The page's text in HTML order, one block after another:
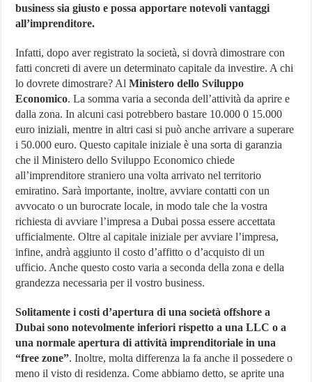
business sia giusto e possa apportare notevoli vantaggi
all’imprenditore.
Infatti, dopo aver registrato la società, si dovrà dimostrare con
fatti concreti di avere un determinato capitale da investire. A chi
lo dovrete dimostrare? AlMinistero dello Sviluppo
Economico. La somma varia a seconda dell’attività da aprire e
dalla zona. In alcuni casi potrebbero bastare 10.000 0 15.000
euro iniziali, mentre in altri casi si può anche arrivare a superare
i 50.000 euro. Questo capitale iniziale è una sorta di garanzia
che il Ministero dello Sviluppo Economico chiede
all’imprenditore straniero una volta arrivato nel territorio
emiratino. Sarà importante, inoltre, avviare contatti con un
avvocato o un burocrate locale, in modo tale che la vostra
richiesta di avviare l’impresa a Dubai possa essere accettata
ufficialmente. Oltre al capitale iniziale per avviare l’impresa,
infine, andrà aggiunto il costo d’affitto o d’acquisto di un
ufficio. Anche questo costo varia a seconda della zona e della
grandezza necessaria per il vostro business.
Solitamente i costi d’apertura di una società offshore a
Dubai sono notevolmente inferiori rispetto a una LLC o a
una normale apertura di attività imprenditoriale in una
“free zone”. Inoltre, molta differenza la fa anche il possedere o
meno il visto di residenza. Come abbiamo detto, se aprite una